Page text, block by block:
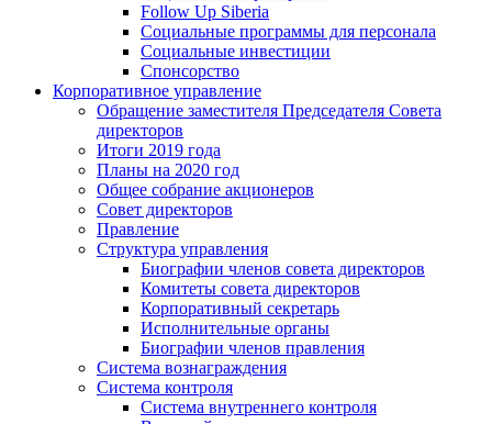
Follow Up Siberia
Социальные программы для персонала
Социальные инвестиции
Спонсорство
Корпоративное управление
Обращение заместителя Председателя Совета
директоров
Итоги 2019 года
Планы на 2020 год
Общее собрание акционеров
Совет директоров
Правление
Структура управления
Биографии членов совета директоров
Комитеты совета директоров
Корпоративный секретарь
Исполнительные органы
Биографии членов правления
Система вознаграждения
Система контроля
Система внутреннего контроля